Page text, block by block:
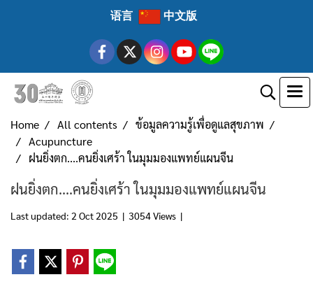
语言 中文版
Home All contents
ข้อมูลความรู้เพื่อดูแลสุขภาพ
Acupuncture
ฝนยิ่งตก....คนยิ่งเศร้า ในมุมมองแพทย์แผนจีน
ฝนยิ่งตก....คนยิ่งเศร้า ในมุมมองแพทย์แผนจีน
Last updated: 2 Oct 2025 | 3054 Views |